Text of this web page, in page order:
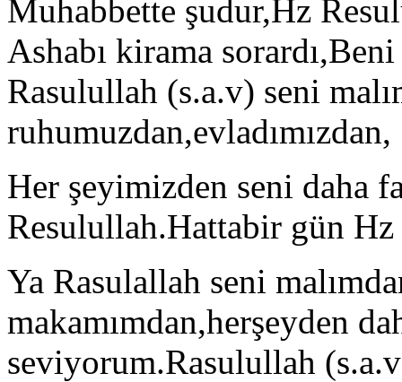
Muhabbette şudur,Hz
Ashabı kirama
Rasulullah (s.a.v) seni
ruhumuzdan,evladımızdan,
Her şeyimizden seni daha
Resulullah.Hattabir gün
Ya Rasulallah seni
makamımdan,herşeyden
seviyorum.Rasulullah